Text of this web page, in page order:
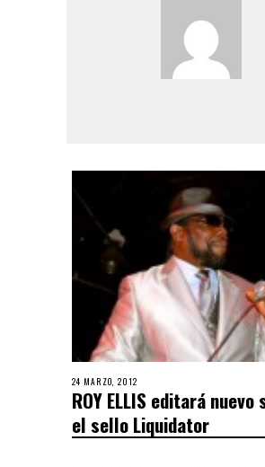
24 MARZO, 2012
ROY ELLIS editará
el sello Liquidator